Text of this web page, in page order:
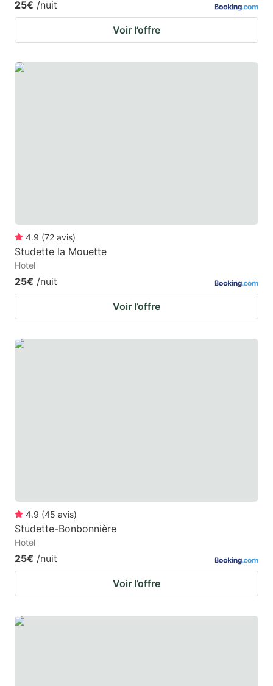
25€ /nuit
Voir l’offre
4.9 (72 avis)
Studette la Mouette
Hotel
25€ /nuit
Voir l’offre
4.9 (45 avis)
Studette-Bonbonnière
Hotel
25€ /nuit
Voir l’offre